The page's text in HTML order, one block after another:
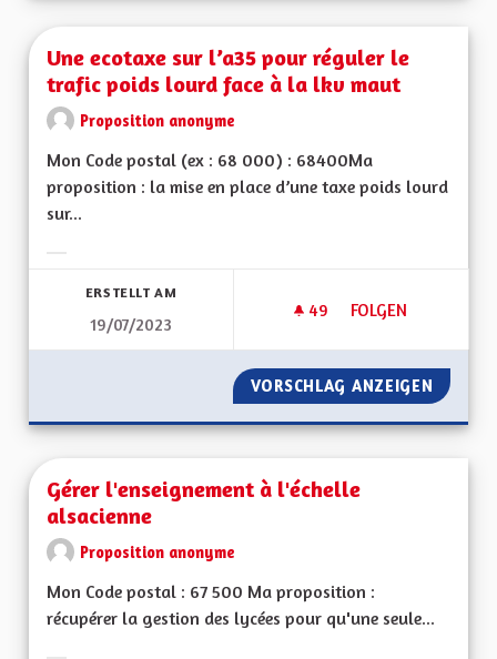
Une ecotaxe sur l’a35 pour réguler le
trafic poids lourd face à la lkv maut
Proposition anonyme
Mon Code postal (ex : 68 000) : 68400Ma
proposition : la mise en place d’une taxe poids lourd
sur...
ERSTELLT AM
19/07/2023
49 49 FOLLOWER
FOLGEN
UNE ECOTAXE
VORSCHLAG ANZEIGEN UNE
Gérer l'enseignement à l'échelle
alsacienne
Proposition anonyme
Mon Code postal : 67 500 Ma proposition :
récupérer la gestion des lycées pour qu'une seule...